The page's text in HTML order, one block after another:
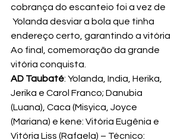
cobrança do escanteio foi a vez de
Yolanda desviar a bola que tinha
endereço certo, garantindo a vitória
Ao final, comemoração da grande
vitória conquista.
AD Taubaté: Yolanda, India, Herika,
Jerika e Carol Franco; Danubia
(Luana), Caca (Misyica, Joyce
(Mariana) e kene: Vitória Eugênia e
Vitória Liss (Rafaela) – Técnico: